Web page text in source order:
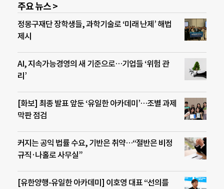
주요 뉴스 >
정몽구재단 장학생들, 과학기술로 ‘미래 난제’ 해법
제시
AI, 지속가능경영의 새 기준으로…기업들 ‘위험 관
리’
[화보] 최종 발표 앞둔 ‘유일한 아카데미’…조별 과제
막판 점검
커지는 공익 법률 수요, 기반은 취약…“절반은 비정
규직·나홀로 사무실”
[유한양행-유일한 아카데미] 이호영 대표 “선의를